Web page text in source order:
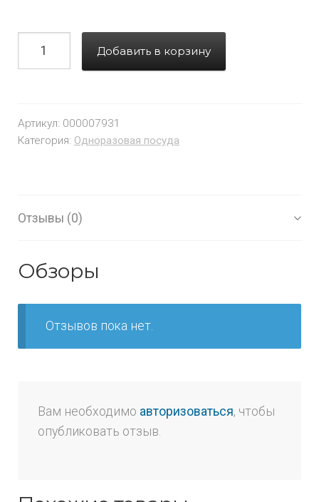
Добавить в корзину
Артикул: 000007931
Категория: Одноразовая посуда
Отзывы (0)
Обзоры
Отзывов пока нет.
Вам необходимо авторизоваться, чтобы
опубликовать отзыв.